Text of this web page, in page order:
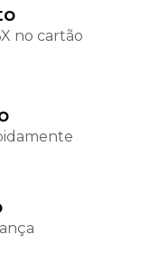
no cartão